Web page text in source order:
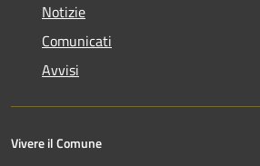
Notizie
Comunicati
Avvisi
Vivere il Comune